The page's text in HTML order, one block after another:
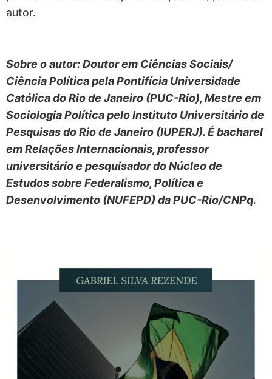
autor.
Sobre o autor: Doutor em Ciências Sociais/
Ciência Política pela Pontifícia Universidade
Católica do Rio de Janeiro (PUC-Rio), Mestre em
Sociologia Política pelo Instituto Universitário de
Pesquisas do Rio de Janeiro (IUPERJ). É bacharel
em Relações Internacionais, professor
universitário e pesquisador do Núcleo de
Estudos sobre Federalismo, Política e
Desenvolvimento (NUFEPD) da PUC-Rio/CNPq.